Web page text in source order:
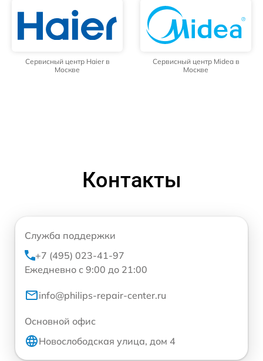
Сервисный центр Haier в
Москве
Сервисный центр Midea в
Москве
Контакты
Служба поддержки
+7 (495) 023-41-97
Ежедневно с 9:00 до 21:00
info@philips-repair-center.ru
Основной офис
Новослободская улица, дом 4